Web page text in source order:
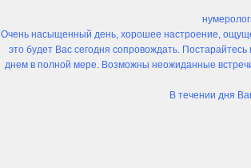
Очень насыщенный день, хорошее настроение,
это будет Вас сегодня сопровождать.
днем в полной мере. Возможны неожиданные
В течении дня